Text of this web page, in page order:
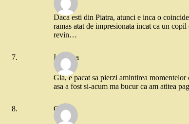
Daca esti din Piatra, atunci e inca o
ramas atat de impresionata incat ca un
revin…
Ionouka
Gia, e pacat sa pierzi amintirea
asa a fost si-acum ma bucur ca am atitea
Gia